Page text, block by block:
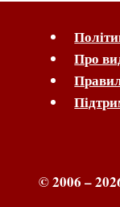
Про
© 2006 –